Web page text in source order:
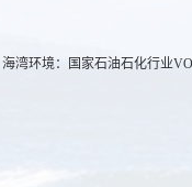
海湾环境：国家石油石化行业